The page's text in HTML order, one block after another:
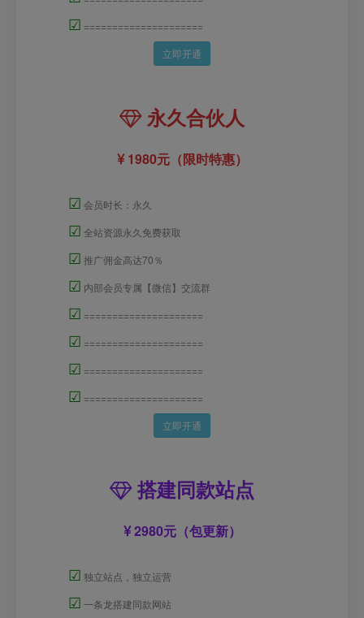
☑ =====================
立即开通
永久合伙人
1980元（限时特惠）
☑ 会员时长：永久
☑ 全站资源永久免费获取
☑ 推广佣金高达70％
☑ 内部会员专属【微信】交流群
☑ =====================
☑ =====================
☑ =====================
☑ =====================
立即开通
搭建同款站点
2980元（包更新）
☑ 独立站点，独立运营
☑ 一条龙搭建同款网站